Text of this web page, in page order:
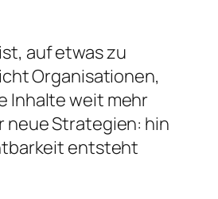
auf etwas zu
Organisationen,
Inhalte weit mehr
neue Strategien: hin
entsteht